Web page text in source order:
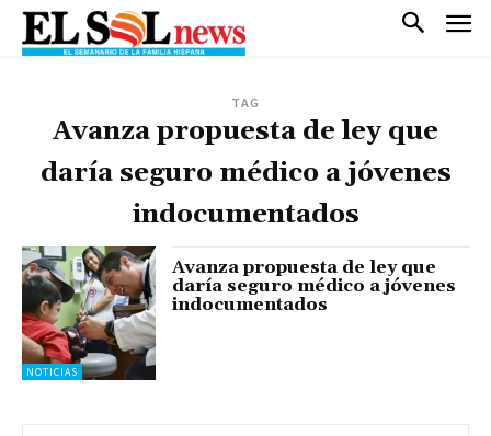
TAG
Avanza propuesta de ley que
daría seguro médico a jóvenes
indocumentados
NOTICIAS
Avanza propuesta de ley que
daría seguro médico a jóvenes
indocumentados